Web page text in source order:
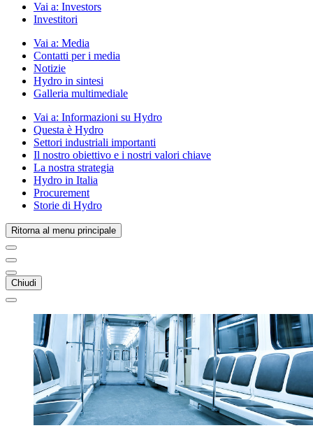
Vai a: Investors
Investitori
Vai a: Media
Contatti per i media
Notizie
Hydro in sintesi
Galleria multimediale
Vai a: Informazioni su Hydro
Questa è Hydro
Settori industriali importanti
Il nostro obiettivo e i nostri valori chiave
La nostra strategia
Hydro in Italia
Procurement
Storie di Hydro
Ritorna al menu principale
Chiudi